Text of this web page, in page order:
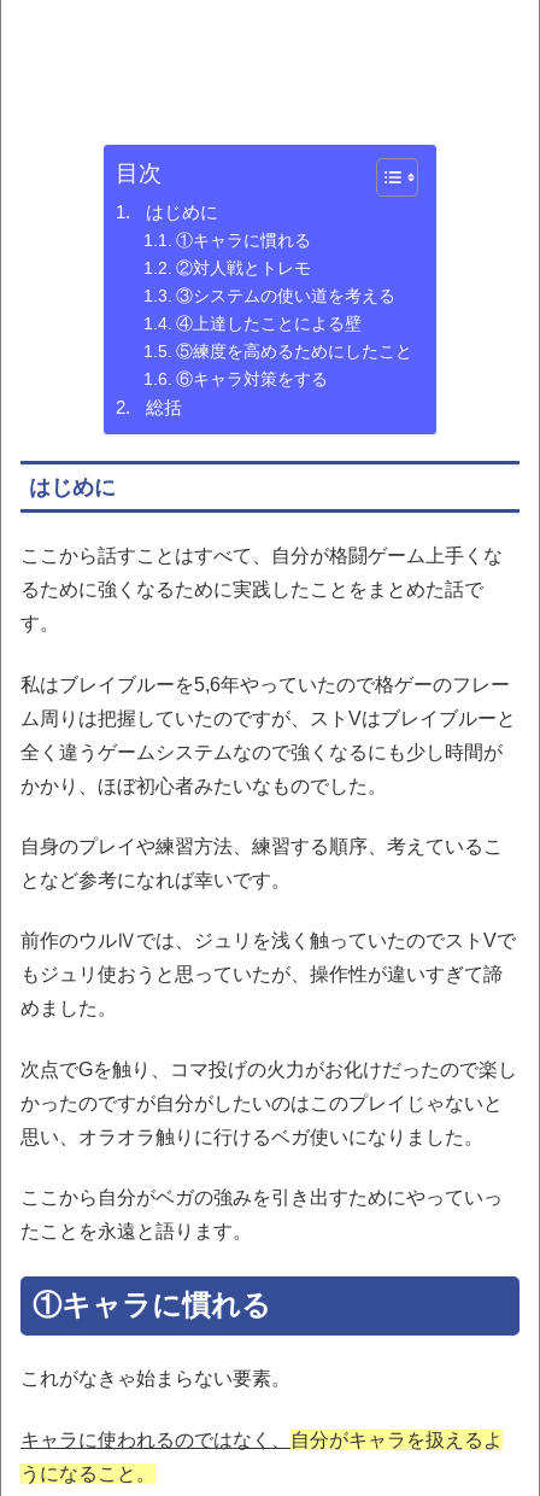
目次
はじめに
①キャラに慣れる
②対人戦とトレモ
③システムの使い道を考える
④上達したことによる壁
⑤練度を高めるためにしたこと
⑥キャラ対策をする
総括
はじめに
ここから話すことはすべて、自分が格闘ゲーム上手くな
るために強くなるために実践したことをまとめた話で
す。
私はブレイブルーを5,6年やっていたので格ゲーのフレー
ム周りは把握していたのですが、ストVはブレイブルーと
全く違うゲームシステムなので強くなるにも少し時間が
かかり、ほぼ初心者みたいなものでした。
自身のプレイや練習方法、練習する順序、考えているこ
となど参考になれば幸いです。
前作のウルⅣでは、ジュリを浅く触っていたのでストVで
もジュリ使おうと思っていたが、操作性が違いすぎて諦
めました。
次点でGを触り、コマ投げの火力がお化けだったので楽し
かったのですが自分がしたいのはこのプレイじゃないと
思い、オラオラ触りに行けるベガ使いになりました。
ここから自分がベガの強みを引き出すためにやっていっ
たことを永遠と語ります。
①キャラに慣れる
これがなきゃ始まらない要素。
キャラに使われるのではなく、
自分がキャラを扱えるよ
うになること。